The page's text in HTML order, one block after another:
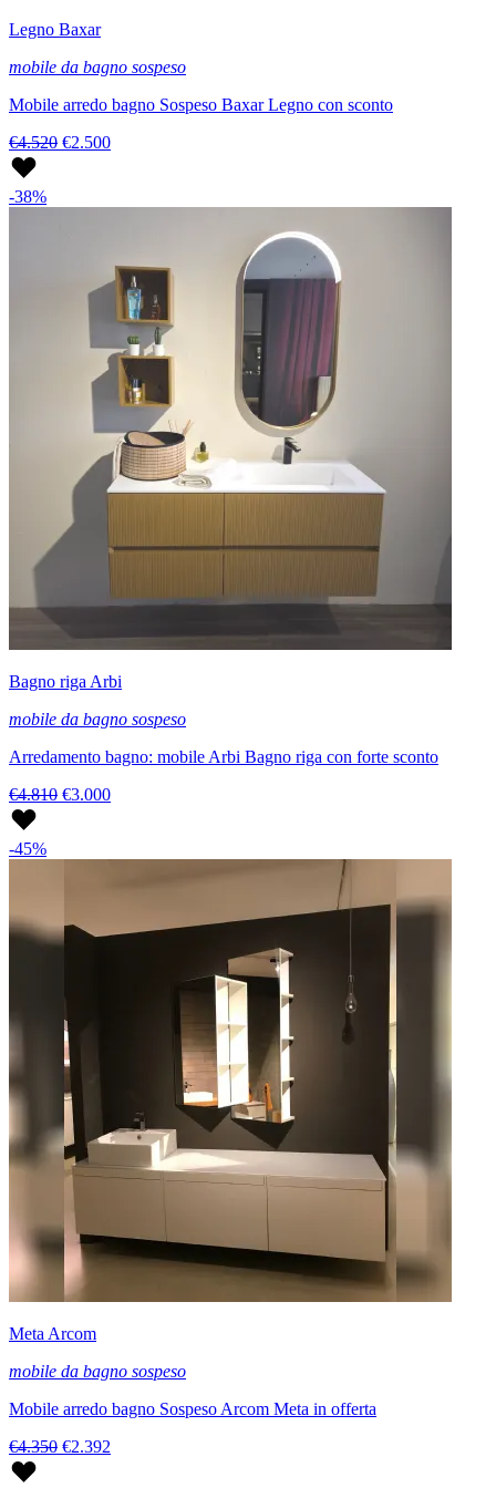
Legno Baxar
mobile da bagno sospeso
Mobile arredo bagno Sospeso Baxar Legno con sconto
€4.520 €2.500
-38%
Bagno riga Arbi
mobile da bagno sospeso
Arredamento bagno: mobile Arbi Bagno riga con forte sconto
€4.810 €3.000
-45%
Meta Arcom
mobile da bagno sospeso
Mobile arredo bagno Sospeso Arcom Meta in offerta
€4.350 €2.392